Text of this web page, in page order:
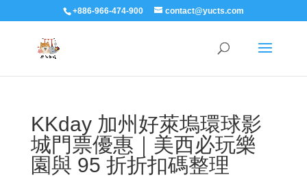
+886-966-474-900 contact@yucts.com
KKday 加州好萊塢環球影
城門票優惠｜美西必玩樂
園與 95 折折扣碼整理